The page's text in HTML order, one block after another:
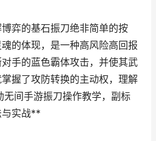
弈的基石振刀绝非简单的按
的体现，是一种高风险高回报
手的蓝色霸体攻击，并使其武
握了攻防转换的主动权，理解
间手游振刀操作教学，副标
与实战**